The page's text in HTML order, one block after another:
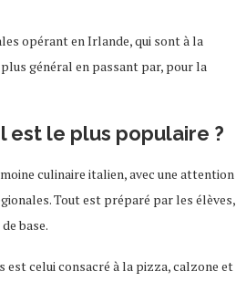
opérant en Irlande, qui sont à la
général en passant par, pour la
est le plus populaire ?
culinaire italien, avec une attention
Tout est préparé par les élèves,
base.
estcelui consacré àla pizza, calzone et